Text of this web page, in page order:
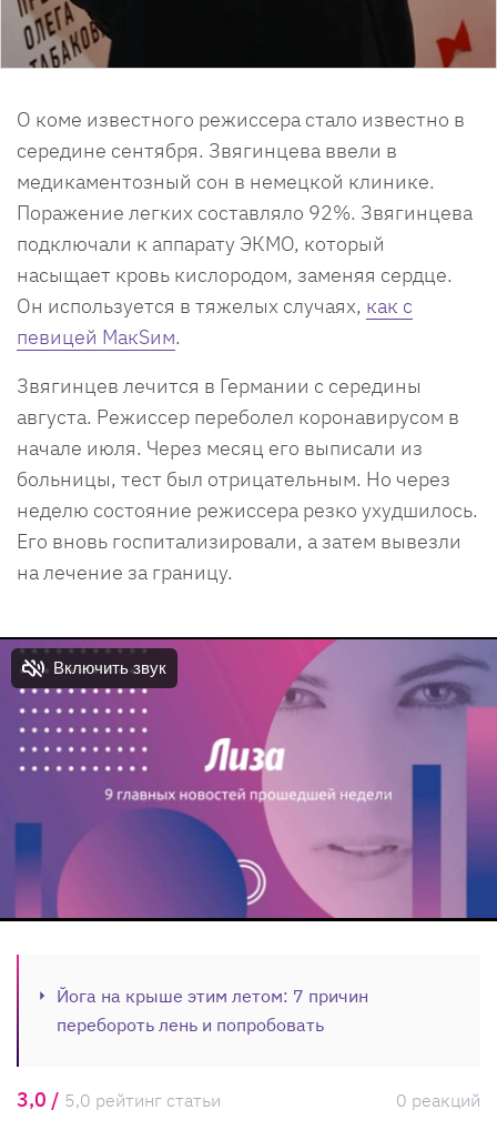
О коме известного режиссера стало известно в
середине сентября. Звягинцева ввели в
медикаментозный сон в немецкой клинике.
Поражение легких составляло 92%. Звягинцева
подключали к аппарату ЭКМО, который
насыщает кровь кислородом, заменяя сердце.
Он используется в тяжелых случаях, как с
певицей МакSим.
Звягинцев лечится в Германии с середины
августа. Режиссер переболел коронавирусом в
начале июля. Через месяц его выписали из
больницы, тест был отрицательным. Но через
неделю состояние режиссера резко ухудшилось.
Его вновь госпитализировали, а затем вывезли
на лечение за границу.
Йога на крыше этим летом: 7 причин
перебороть лень и попробовать
3,0 / 5,0 рейтинг статьи
0 реакций